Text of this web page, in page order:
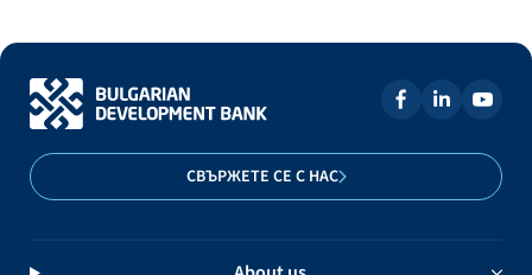
СВЪРЖЕТЕ СЕ С НАС